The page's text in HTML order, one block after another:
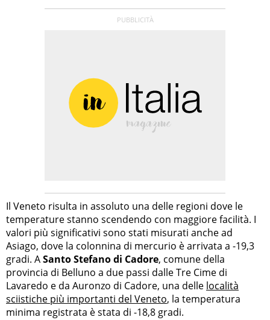
Il Veneto risulta in assoluto una delle regioni dove le
temperature stanno scendendo con maggiore facilità. I
valori più significativi sono stati misurati anche ad
Asiago, dove la colonnina di mercurio è arrivata a -19,3
gradi. ASanto Stefano di Cadore, comune della
provincia di Belluno a due passi dalle Tre Cime di
Lavaredo e da Auronzo di Cadore, una delle località
sciistiche più importanti del Veneto, la temperatura
minima registrata è stata di -18,8 gradi.